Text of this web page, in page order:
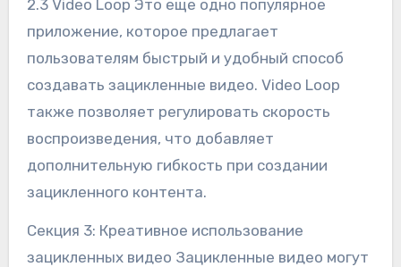
2.3 Video Loop Это еще одно популярное
приложение, которое предлагает
пользователям быстрый и удобный способ
создавать зацикленные видео. Video Loop
также позволяет регулировать скорость
воспроизведения, что добавляет
дополнительную гибкость при создании
зацикленного контента.
Секция 3: Креативное использование
зацикленных видео Зацикленные видео могут